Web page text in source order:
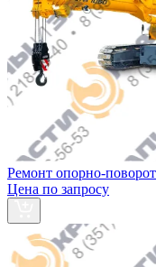
Ремонт опорно-
Цена по запросу